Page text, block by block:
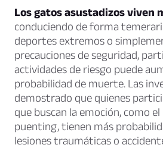
Los gatos asustadizos viven
conduciendo de forma
deportes extremos o
precauciones de seguridad,
actividades de riesgo puede
probabilidad de muerte. Las
demostrado que quienes
que buscan la emoción, como
puenting, tienen más
lesiones traumáticas o